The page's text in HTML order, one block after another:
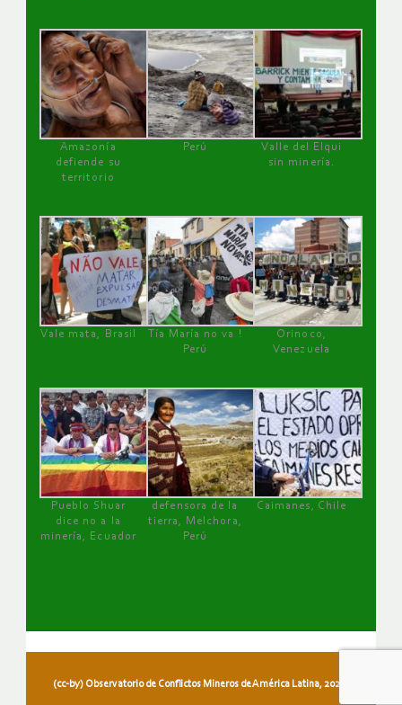
Amazonía
defiende su
territorio
Perú
Valle del Elqui
sin minería.
Vale mata, Brasil
Tía María no va !
Perú
Orinoco,
Venezuela
Pueblo Shuar
dice no a la
minería, Ecuador
defensora de la
tierra, Melchora,
Perú
Caimanes, Chile
(cc-by) Observatorio de Conflictos Mineros de América Latina, 2026